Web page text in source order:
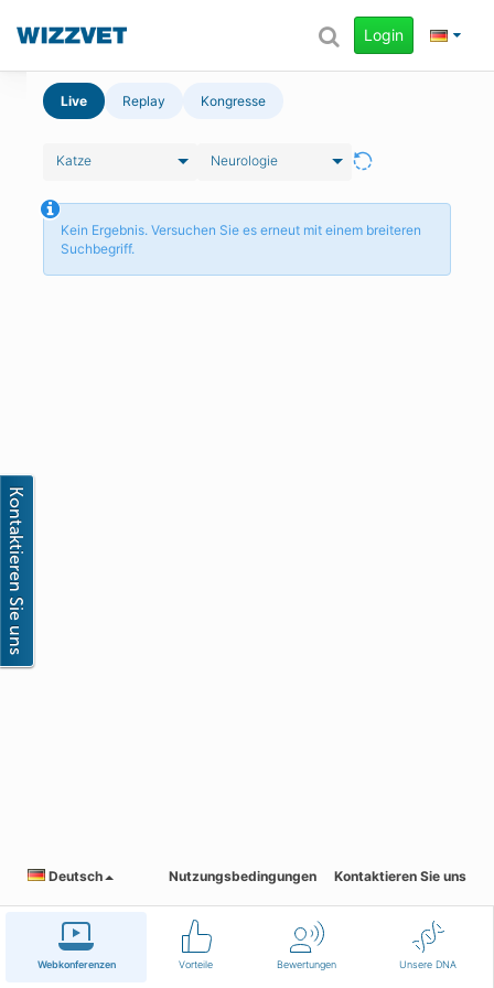
Webkonferenzen Vorteile Bewertungen Unsere DNA
Login
Live Replay Kongresse
Katze Neurologie
Kein Ergebnis. Versuchen Sie es erneut mit einem breiteren
Suchbegriff.
Deutsch Nutzungsbedingungen Kontaktieren Sie uns